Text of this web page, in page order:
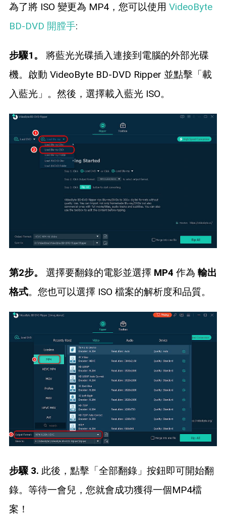
為了將 ISO 變更為 MP4，您可以使用 VideoByte
BD-DVD 開膛手:
步驟1。
將藍光光碟插入連接到電腦的外部光碟
機。啟動 VideoByte BD-DVD Ripper 並點擊「載
入藍光」。然後，選擇載入藍光 ISO。
第2步。 選擇要翻錄的電影並選擇 MP4 作為 輸出
格式。您也可以選擇 ISO 檔案的解析度和品質。
步驟 3. 此後，點擊「全部翻錄」按鈕即可開始翻
錄。等待一會兒，您就會成功獲得一個MP4檔
案！